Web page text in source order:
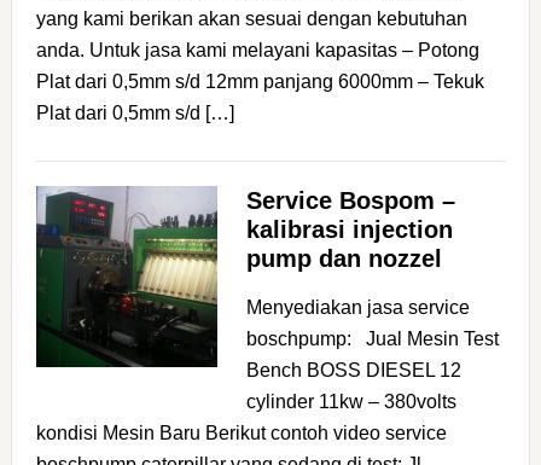
yang kami berikan akan sesuai dengan kebutuhan
anda. Untuk jasa kami melayani kapasitas – Potong
Plat dari 0,5mm s/d 12mm panjang 6000mm – Tekuk
Plat dari 0,5mm s/d […]
Service Bospom –
kalibrasi injection
pump dan nozzel
Menyediakan jasa service
boschpump: Jual Mesin Test
Bench BOSS DIESEL 12
cylinder 11kw – 380volts
kondisi Mesin Baru Berikut contoh video service